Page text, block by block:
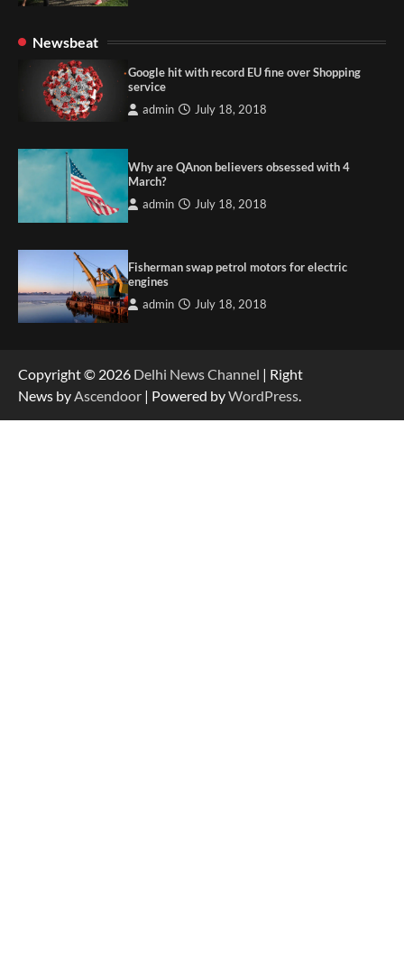
Newsbeat
Google hit with record EU fine over Shopping
service
admin July 18, 2018
Why are QAnon believers obsessed with 4
March?
admin July 18, 2018
Fisherman swap petrol motors for electric
engines
admin July 18, 2018
Copyright © 2026 Delhi News Channel | Right
News byAscendoor | Powered byWordPress.